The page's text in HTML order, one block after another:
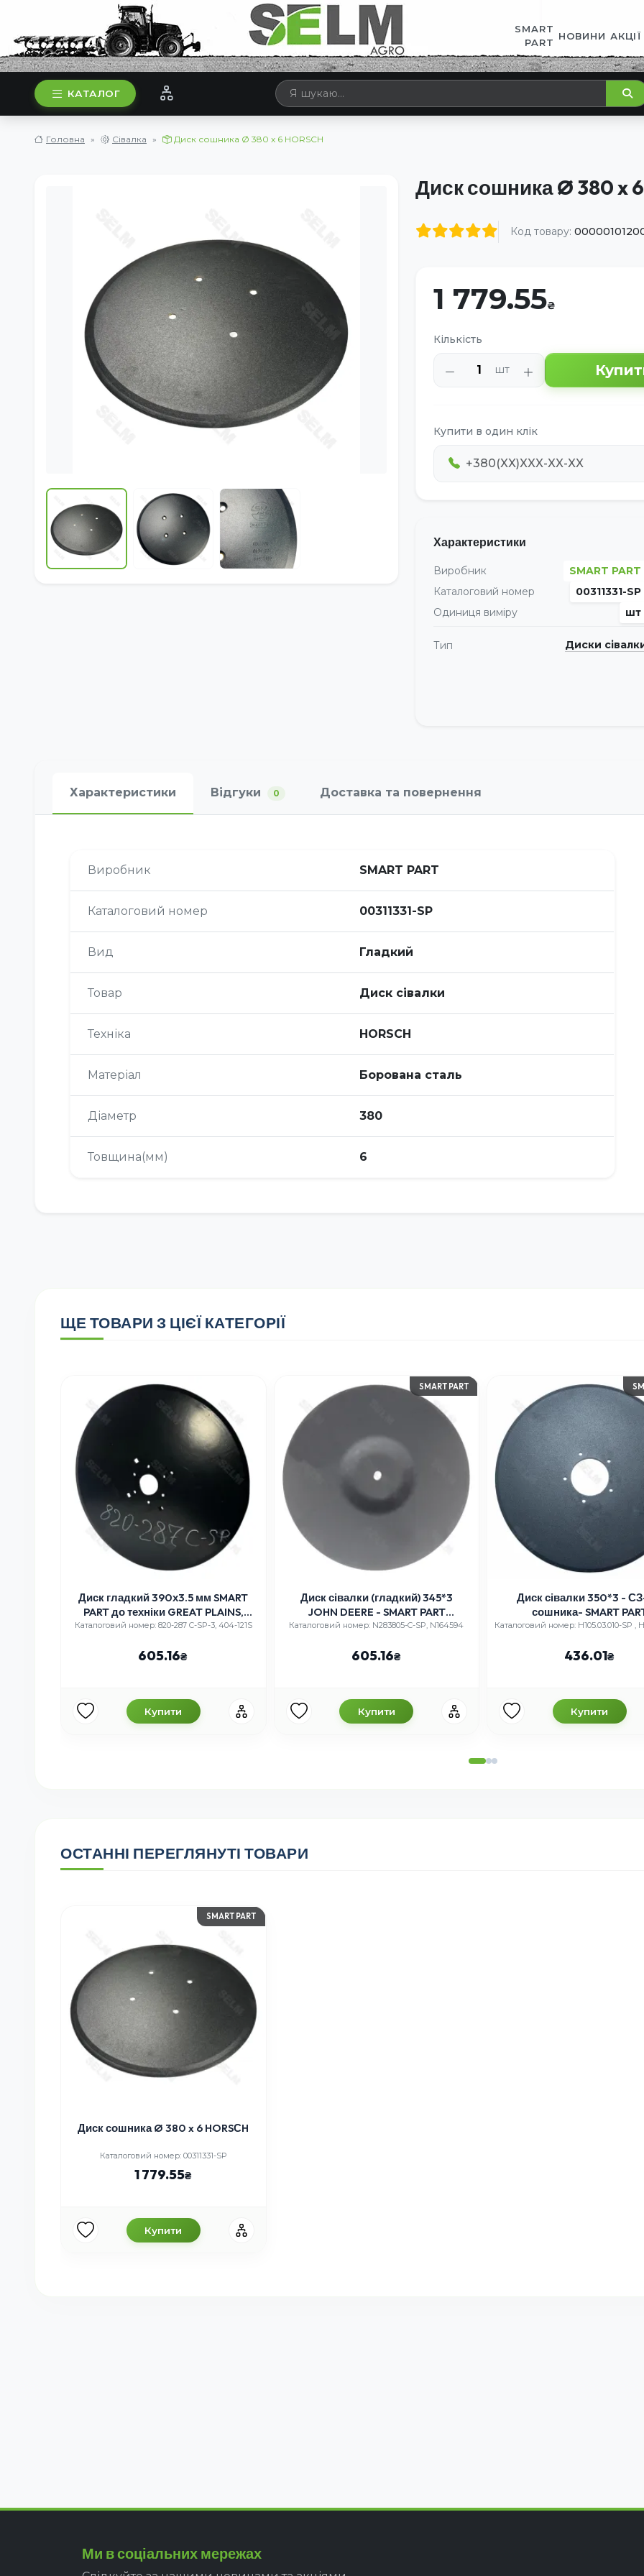
SMART
PART
НОВИНИ АКЦІЇ
КАТАЛОГ
Головна Сівалка Диск сошника Ø 380 x 6 HORSСH
Диск сошника Ø 380 x
Код товару:
1 779.55
Кількість
шт
Купити в один клік
Характеристики
Виробник
SMART PART
Каталоговий номер
00311331-SP
Одиниця виміру
шт
Тип Диски
Характеристики Відгуки 0 Доставка та повернення
Виробник SMART PART
Каталоговий номер 00311331-SP
Вид Гладкий
Товар Диск сівалки
Техніка HORSСH
Матеріал Борована сталь
Діаметр 380
Товщина(мм) 6
ЩЕ ТОВАРИ З ЦІЄЇ КАТЕГОРІЇ
Диск гладкий 390х3.5 мм SMART
PART до техніки GREAT PLAINS,
820-287 C-SP-3, 404-121S
Каталоговий номер: 820-287 C-SP-3, 404-121S
605.16
Купити
SMART PART
Диск сівалки (гладкий) 345*3
JOHN DEERE - SMART PART
(СІВАЛКА)
Каталоговий номер: N283805-C-SP, N164594
605.16
Купити
Диск сівалки 350*3 -
сошника- SMART
Каталоговий номер: H105.03.010-SP ,
436.01
Купити
ОСТАННІ ПЕРЕГЛЯНУТІ ТОВАРИ
SMART PART
Диск сошника Ø 380 x 6 HORSСH
Каталоговий номер: 00311331-SP
1 779.55
Купити
Ми в соціальних мережах